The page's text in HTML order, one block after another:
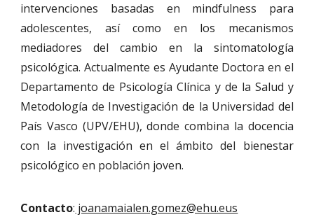
intervenciones basadas en mindfulness para
adolescentes, así como en los mecanismos
mediadores del cambio en la sintomatología
psicológica. Actualmente es Ayudante Doctora en el
Departamento de Psicología Clínica y de la Salud y
Metodología de Investigación de la Universidad del
País Vasco (UPV/EHU), donde combina la docencia
con la investigación en el ámbito del bienestar
psicológico en población joven.
Contacto: joanamaialen.gomez@ehu.eus